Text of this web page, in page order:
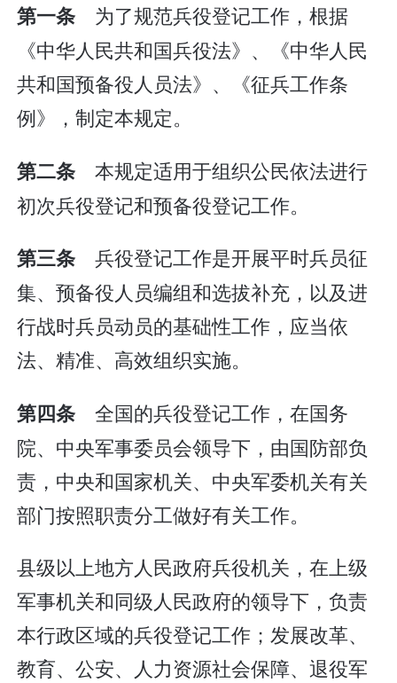
第一条 为了规范兵役登记工作，根据
《中华人民共和国兵役法》、《中华人民
共和国预备役人员法》、《征兵工作条
例》，制定本规定。
第二条本规定适用于组织公民依法进行
初次兵役登记和预备役登记工作。
第三条兵役登记工作是开展平时兵员征
集、预备役人员编组和选拔补充，以及进
行战时兵员动员的基础性工作，应当依
法、精准、高效组织实施。
第四条全国的兵役登记工作，在国务
院、中央军事委员会领导下，由国防部负
责，中央和国家机关、中央军委机关有关
部门按照职责分工做好有关工作。
县级以上地方人民政府兵役机关，在上级
军事机关和同级人民政府的领导下，负责
本行政区域的兵役登记工作；发展改革、
教育、公安、人力资源社会保障、退役军